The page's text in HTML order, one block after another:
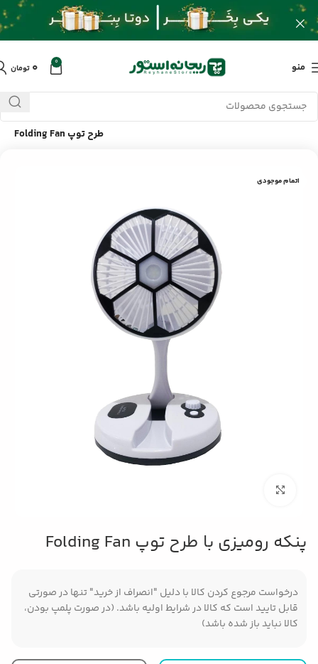
منو 0 ۰ تومان
خانه/محصولات/سایر لوازم جانبی/سبک زندگی/پنکه رومیزی با
طرح توپ Folding Fan
اتمام موجودی
پنکه رومیزی با طرح توپ Folding Fan
درخواست مرجوع کردن کالا با دلیل "انصراف از خرید" تنها در صورتی
قابل تایید است که کالا در شرایط اولیه باشد. (در صورت پلمپ بودن،
کالا نباید باز شده باشد)